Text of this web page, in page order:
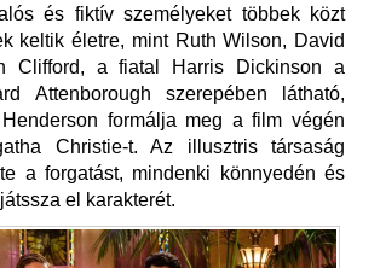
és fiktív személyeket többek közt
keltik életre, mint Ruth Wilson, David
Clifford, a fiatal Harris Dickinson a
Attenborough szerepében látható,
formálja meg a film végén
Christie-t. Az illusztris társaság
a forgatást, mindenki könnyedén és
el karakterét.